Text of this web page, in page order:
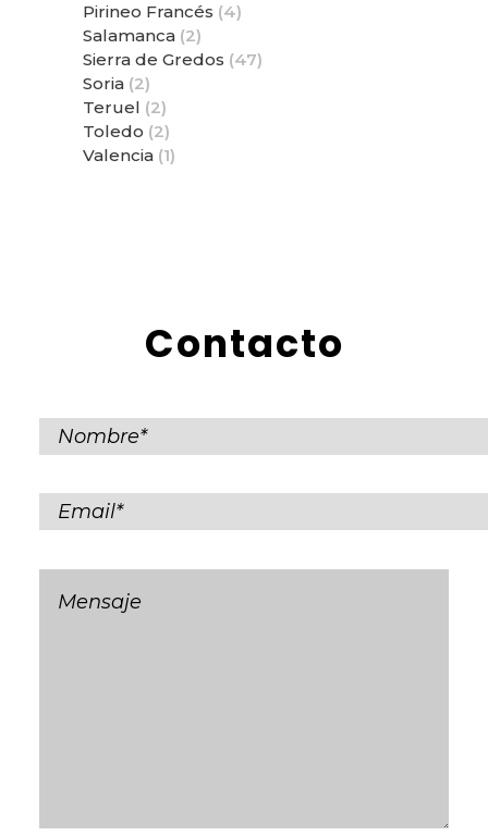
Pirineo Francés (4)
Salamanca(2)
Sierra de Gredos (47)
Soria(2)
Teruel (2)
Toledo (2)
Valencia(1)
Contacto